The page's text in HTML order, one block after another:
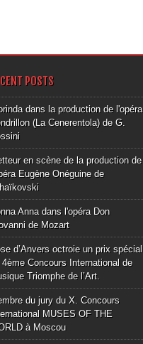
POSTS
dans la production de l'opéra
(La Cenerentola) de G.
en scène de la production de
Eugène Onéguine de
Anna dans l'opéra Don
de Mozart
d’Anvers octroie un prix spécial
4ème Concours International de
Triomphe de l’Art.
du jury du X. Concours
MUSES OF THE
à Moscou